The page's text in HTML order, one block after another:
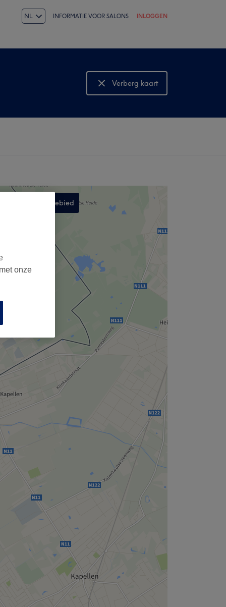
NL INFORMATIE VOOR SALONS INLOGGEN
Verberg kaart
Bekijk kaart
Zoek in dit gebied
onze